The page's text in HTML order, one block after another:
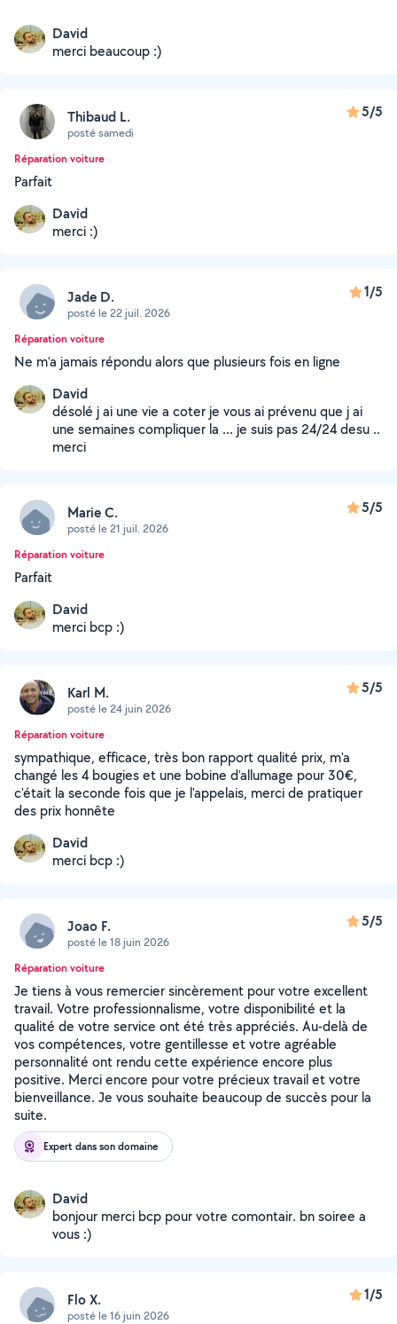
David
merci beaucoup :)
Thibaud L.
posté samedi
5/5
Réparation voiture
Parfait
David
merci :)
Jade D.
posté le 22 juil. 2026
1/5
Réparation voiture
Ne m’a jamais répondu alors que plusieurs fois en ligne
David
désolé j ai une vie a coter je vous ai prévenu que j ai
une semaines compliquer la ... je suis pas 24/24 desu ..
merci
Marie C.
posté le 21 juil. 2026
5/5
Réparation voiture
Parfait
David
merci bcp :)
Karl M.
posté le 24 juin 2026
5/5
Réparation voiture
sympathique, efficace, très bon rapport qualité prix, m'a
changé les 4 bougies et une bobine d'allumage pour 30€,
c'était la seconde fois que je l'appelais, merci de pratiquer
des prix honnête
David
merci bcp :)
Joao F.
posté le 18 juin 2026
5/5
Réparation voiture
Je tiens à vous remercier sincèrement pour votre excellent
travail. Votre professionnalisme, votre disponibilité et la
qualité de votre service ont été très appréciés. Au-delà de
vos compétences, votre gentillesse et votre agréable
personnalité ont rendu cette expérience encore plus
positive. Merci encore pour votre précieux travail et votre
bienveillance. Je vous souhaite beaucoup de succès pour la
suite.
Expert dans son domaine
David
bonjour merci bcp pour votre comontair. bn soiree a
vous :)
Flo X.
posté le 16 juin 2026
1/5